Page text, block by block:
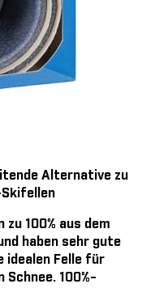
Alternative zu
zu 100% aus dem
haben sehr gute
idealen Felle für
100%-